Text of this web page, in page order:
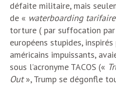
défaite militaire, mais
de « waterboarding tarifaire
torture ( par suffocation par
européens stupides,
américains impuissants,
sous l’acronyme TACOS («
Out», Trump se dégonfle